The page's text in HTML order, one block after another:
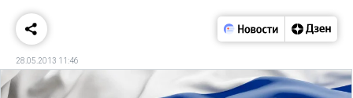
28.05.2013 11:46